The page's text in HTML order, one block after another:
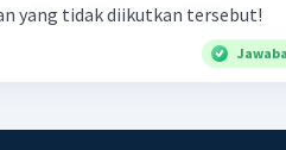
yang tidak diikutkan tersebut!